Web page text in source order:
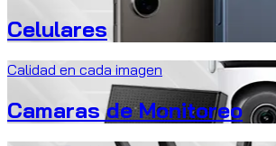
Celulares
Calidad en cada imagen
Camaras de Monitoreo